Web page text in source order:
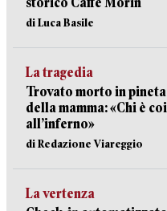
di Luca Basile
La tragedia
Trovato morto in
della mamma: «Chi è
all’inferno»
di Redazione Viareggio
La vertenza